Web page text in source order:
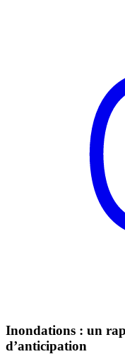
Inondations : un
d’anticipation